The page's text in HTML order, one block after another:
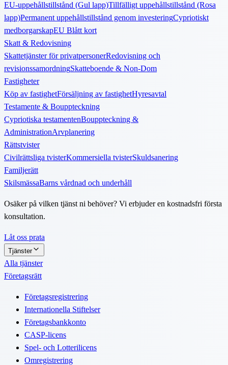
EU-uppehållstillstånd (Gul lapp)Tillfälligt uppehållstillstånd (Rosa
lapp)Permanent uppehållstillstånd genom investeringCypriotiskt
medborgarskapEU Blått kort
Skatt & Redovisning
Skattetjänster för privatpersonerRedovisning och
revisionssamordningSkatteboende & Non-Dom
Fastigheter
Köp av fastighetFörsäljning av fastighetHyresavtal
Testamente & Bouppteckning
Cypriotiska testamentenBouppteckning &
AdministrationArvplanering
Rättstvister
Civilrättsliga tvisterKommersiella tvisterSkuldsanering
Familjerätt
SkilsmässaBarns vårdnad och underhåll
Osäker på vilken tjänst ni behöver? Vi erbjuder en kostnadsfri första
konsultation.
Låt oss prata
Tjänster
Alla tjänster
Företagsrätt
Företagsregistrering
Internationella Stiftelser
Företagsbankkonto
CASP-licens
Spel- och Lotterilicens
Omregistrering